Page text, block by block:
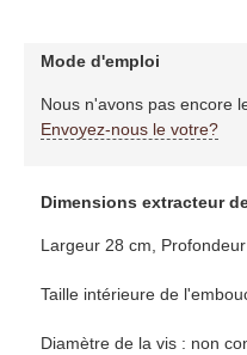
Mode d'emploi
Nous n'avons pas encore
Envoyez-nous le votre?
Dimensions extracteur
Largeur 28 cm,
Taille intérieure de
Diamètre de la vis : non